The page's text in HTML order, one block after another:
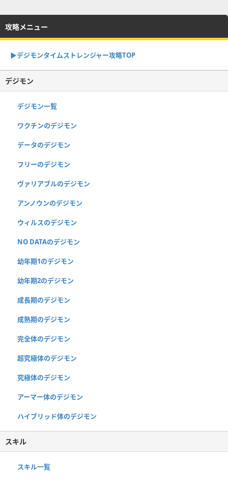
攻略メニュー
▶︎デジモンタイムストレンジャー攻略TOP
デジモン
デジモン一覧
ワクチンのデジモン
データのデジモン
フリーのデジモン
ヴァリアブルのデジモン
アンノウンのデジモン
ウィルスのデジモン
NO DATAのデジモン
幼年期1のデジモン
幼年期2のデジモン
成長期のデジモン
成熟期のデジモン
完全体のデジモン
超究極体のデジモン
究極体のデジモン
アーマー体のデジモン
ハイブリッド体のデジモン
スキル
スキル一覧